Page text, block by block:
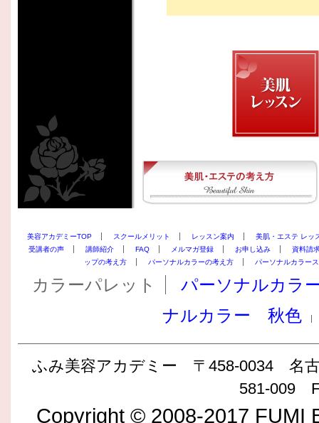
美容アカデミーTOP スクールメリット レッスン案内
美肌・エステ レッ
受講者の声
講師紹介 FAQ メルマガ登録 お申し込み
資料請
ップの考え方
パーソナルカラーの考え方 パーソナルカラー
カラーパレット
パーソナルカラ
ナルカラー 秋色
ふみ美容アカデミー 〒458-0034 名
581-009
Copyright © 2008-2017 FUMI